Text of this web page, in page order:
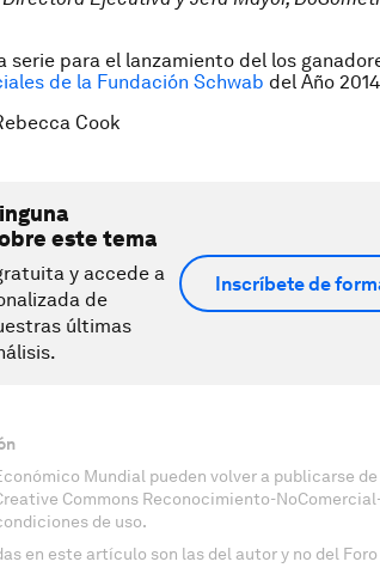
serie para el lanzamiento del los
de la Fundación Schwab del Año 2014
Cook
este tema
y accede a
de
últimas
Inscríbete de
Mundial pueden volver a publicarse
Commons Reconocimiento-
de uso.
en este artículo son las del autor y no del